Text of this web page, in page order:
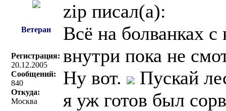
Ветеран
Регистрация:
20.12.2005
Сообщений:
840
Откуда:
Москва
zip писал(a):
Всё на болванках
внутри пока не
Ну вот.
Пускай
я уж готов был